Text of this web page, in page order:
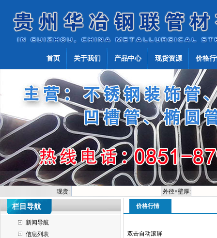
首页 关于我们 产品中心 现货资源 价格
现货: 外径×壁厚:
栏目导航
新闻导航
信息列表
价格行情
双击自动滚屏